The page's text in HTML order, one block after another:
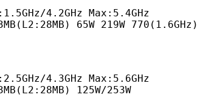
4.2GHz Max:5.4GHz
65W 219W 770(1.6GHz)
4.3GHz Max:5.6GHz
125W/253W